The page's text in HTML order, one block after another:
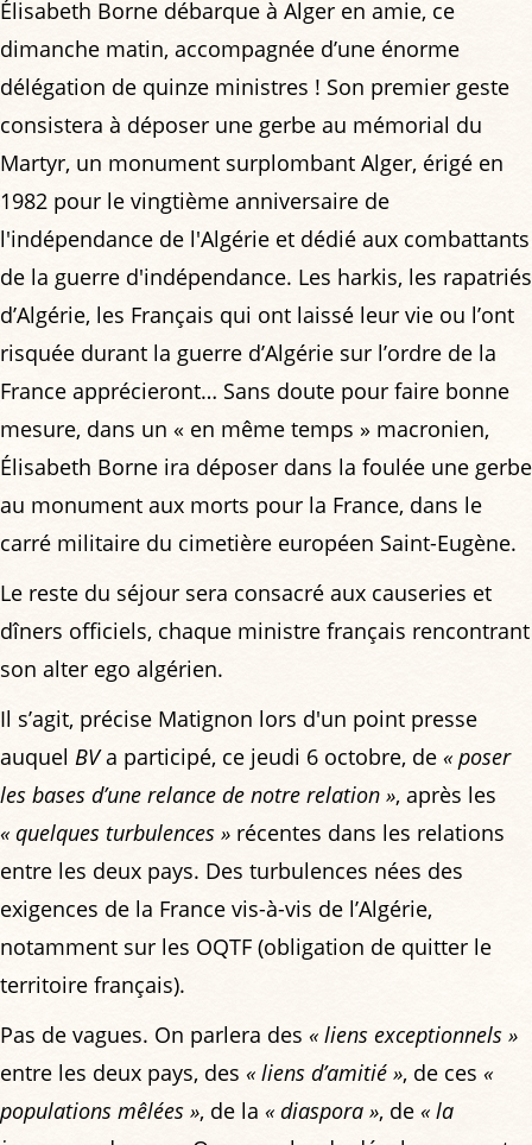
Élisabeth Borne débarque à Alger en amie, ce
dimanche matin, accompagnée d’une énorme
délégation de quinze ministres ! Son premier geste
consistera à déposer une gerbe au mémorial du
Martyr, un monument surplombant Alger, érigé en
1982 pour le vingtième anniversaire de
l'indépendance de l'Algérie et dédié aux combattants
de la guerre d'indépendance. Les harkis, les rapatriés
d’Algérie, les Français qui ont laissé leur vie ou l’ont
risquée durant la guerre d’Algérie sur l’ordre de la
France apprécieront… Sans doute pour faire bonne
mesure, dans un « en même temps » macronien,
Élisabeth Borne ira déposer dans la foulée une gerbe
au monument aux morts pour la France, dans le
carré militaire du cimetière européen Saint-Eugène.
Le reste du séjour sera consacré aux causeries et
dîners officiels, chaque ministre français rencontrant
son alter ego algérien.
Il s’agit, précise Matignon lors d'un point presse
auquel BVa participé, ce jeudi 6 octobre, de « poser
les bases d’une relance de notre relation », après les
« quelques turbulences » récentes dans les relations
entre les deux pays. Des turbulences nées des
exigences de la France vis-à-vis de l’Algérie,
notamment sur les OQTF (obligation de quitter le
territoire français).
Pas de vagues. On parlera des « liens exceptionnels »
entre les deux pays, des « liens d’amitié », de ces «
populations mêlées », de la « diaspora », de « la